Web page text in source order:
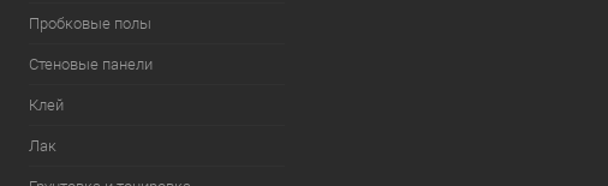
Пробковые полы
Стеновые панели
Клей
Лак